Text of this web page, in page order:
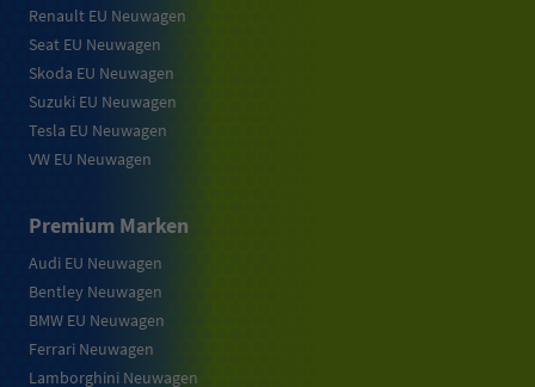
Renault EU Neuwagen
Seat EU Neuwagen
Skoda EU Neuwagen
Suzuki EU Neuwagen
Tesla EU Neuwagen
VW EU Neuwagen
Premium Marken
Audi EU Neuwagen
Bentley Neuwagen
BMW EU Neuwagen
Ferrari Neuwagen
Lamborghini Neuwagen